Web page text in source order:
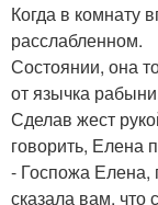
Когда в комнату
расслабленном.
Состоянии, она
от язычка
Сделав жест
говорить, Елена
- Госпожа Елена,
сказала вам, что